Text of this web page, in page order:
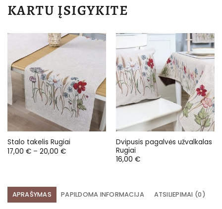
KARTU ĮSIGYKITE
Stalo takelis Rugiai
17,00 € – 20,00 €Price
Dvipusis pagalvės užvalkalas
Rugiai
16,00 €
APRAŠYMAS PAPILDOMA INFORMACIJA ATSILIEPIMAI (0)